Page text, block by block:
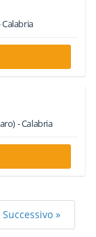
Calabria
-Calabria
Successivo »